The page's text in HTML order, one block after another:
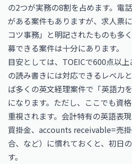
の2つが実務の8割を占めます。電
がある案件もありますが、求人票
コツ事務」と明記されたものも多
募できる案件は十分にあります。
目安としては、TOEICで600点以
の読み書きには対応できるレベル
ば多くの英文経理案件で「英語力
になります。ただし、ここでも資
重視されます。会計特有の英語表
買掛金、accounts receivable=売
合、など）に慣れておくと、初日
す。